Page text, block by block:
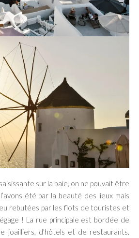
sur la baie, on ne pouvait être
été par la beauté des lieux mais
rebutées par les flots de touristes et
! La rue principale est bordée de
joailliers, d’hôtels et de restaurants.